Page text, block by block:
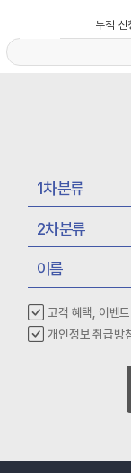
누적 신
고객 혜택, 이벤
개인정보 취급방